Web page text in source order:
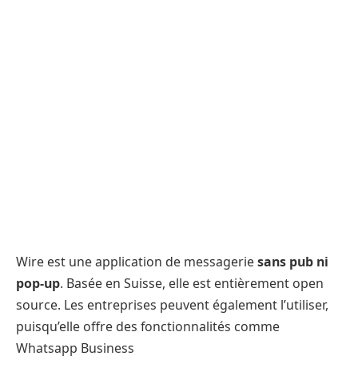
Wire est une application de messageriesans pub ni
pop-up. Basée en Suisse, elle est entièrement open
source. Les entreprises peuvent également l’utiliser,
puisqu’elle offre des fonctionnalités comme
Whatsapp Business